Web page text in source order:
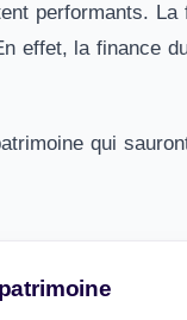
performants.
effet, la finance
qui